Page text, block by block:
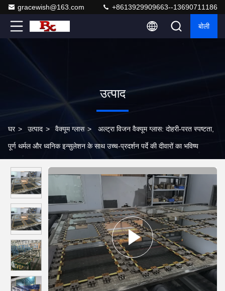
gracewish@163.com +8613929909663--13690711186
बोली
उत्पाद
घर > उत्पाद > वैक्यूम ग्लास > अल्ट्रा विजन वैक्यूम ग्लास: दोहरी-परत स्पष्टता,
पूर्ण थर्मल और ध्वनिक इन्सुलेशन के साथ उच्च-प्रदर्शन पर्दे की दीवारों का भविष्य